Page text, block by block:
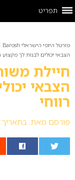
תפריט
פורטל היופי הישראלי Barosh
הצבאי יכולים לבנות לך מקצוע
חיילת
הצבאי
רווחי
פורסם מאת: בתאריך: 18 אפריל 2023